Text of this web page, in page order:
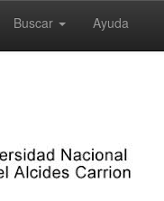
Buscar Ayuda